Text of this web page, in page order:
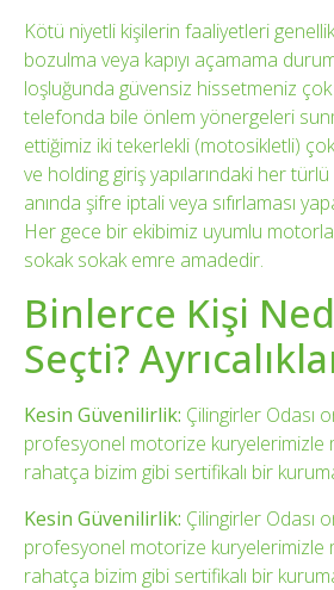
Kötü niyetli kişilerin faaliyetleri
bozulma veya kapıyı açamama
loşluğunda güvensiz hissetmeniz
telefonda bile önlem yönergeleri
ettiğimiz iki tekerlekli (motosikletli)
ve holding giriş yapılarındaki her
anında şifre iptali veya sıfırlaması
Her gece bir ekibimiz uyumlu
sokak sokak emre amadedir.
Binlerce Kişi
Seçti?
Kesin Güvenilirlik: Çilingirler Odası
profesyonel motorize kuryelerimizle
rahatça bizim gibi sertifikalı bir
Kesin Güvenilirlik: Çilingirler Odası
profesyonel motorize kuryelerimizle
rahatça bizim gibi sertifikalı bir